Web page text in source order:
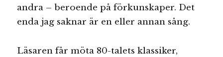
andra – beroende på förkunskaper. Det
enda jag saknar är en eller annan sång.
Läsaren får möta 80-talets klassiker,